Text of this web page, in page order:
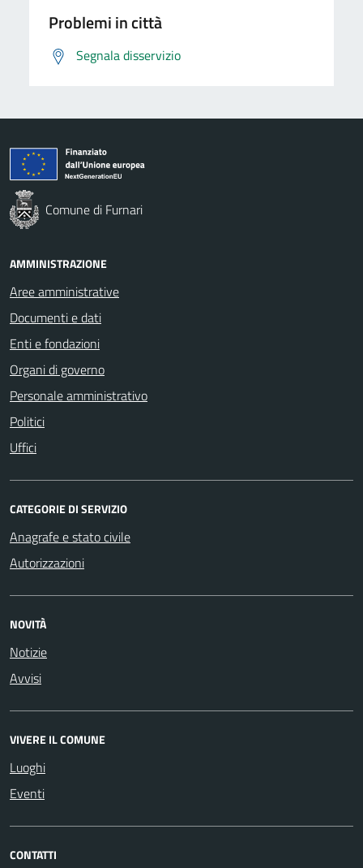
Problemi in città
Segnala disservizio
Comune di Furnari
AMMINISTRAZIONE
Aree amministrative
Documenti e dati
Enti e fondazioni
Organi di governo
Personale amministrativo
Politici
Uffici
CATEGORIE DI SERVIZIO
Anagrafe e stato civile
Autorizzazioni
NOVITÀ
Notizie
Avvisi
VIVERE IL COMUNE
Luoghi
Eventi
CONTATTI